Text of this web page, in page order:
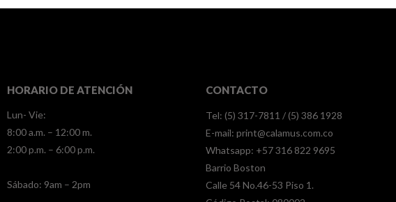
HORARIO DE ATENCIÓN
Lun- Vie:
8:00 a.m. – 12:00 m.
2:00 p.m. – 6:00 p.m.
​​Sábado: 9am – 2pm
CONTACTO
Tel: (5) 317-7811 / (5) 386 1928
E-mail: print@calamus.com.co
Whatsapp: +57 316 822 9695
Barrio Boston
Calle 54 No.46-53 Piso 1.